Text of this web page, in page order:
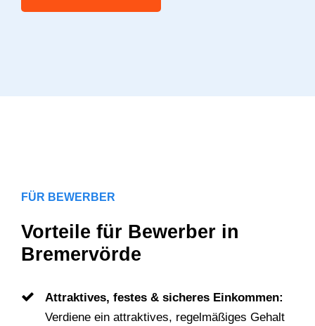
FÜR BEWERBER
Vorteile für Bewerber in
Bremervörde
Attraktives, festes & sicheres Einkommen:
Verdiene ein attraktives, regelmäßiges Gehalt